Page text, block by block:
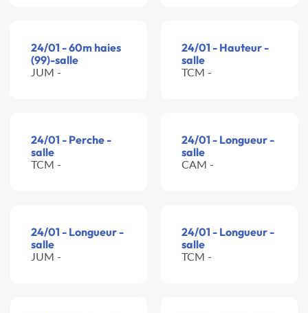
24/01 - 60m haies
(99)-salle
JUM -
24/01 - Hauteur -
salle
TCM -
24/01 - Perche -
salle
TCM -
24/01 - Longueur -
salle
CAM -
24/01 - Longueur -
salle
JUM -
24/01 - Longueur -
salle
TCM -